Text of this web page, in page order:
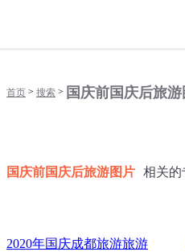
首页 > 搜索 > 国庆前国庆后旅
国庆前国庆后旅游图片 相关的
2020年国庆成都旅游旅游